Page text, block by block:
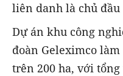
liên danh là chủ đầu
Dự án khu công
đoàn Geleximco
trên 200 ha, với